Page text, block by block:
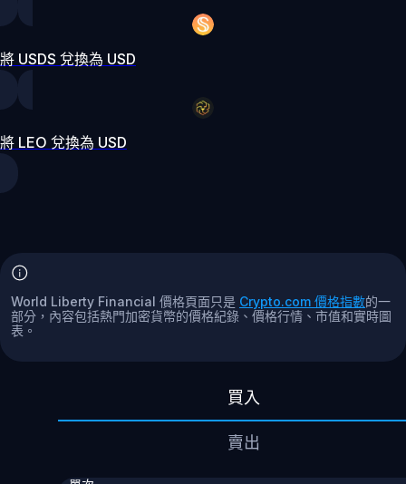
將 USDS 兌換為 USD
將 LEO 兌換為 USD
World Liberty Financial 價格頁面只是 Crypto.com 價格指數的一
部分，內容包括熱門加密貨幣的價格紀錄、價格行情、市值和實時圖
表。
買入
賣出